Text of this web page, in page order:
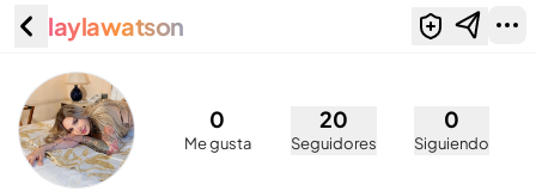
Catherine (@laylawatson)
laylawatson
0
Me gusta
20
Seguidores
0
Siguiendo